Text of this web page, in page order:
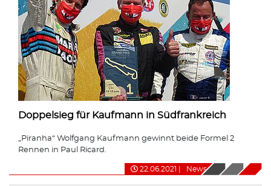
Doppelsieg für Kaufmann in Südfrankreich
„Piranha“ Wolfgang Kaufmann gewinnt beide Formel 2
Rennen in Paul Ricard.
22.06.2021 News